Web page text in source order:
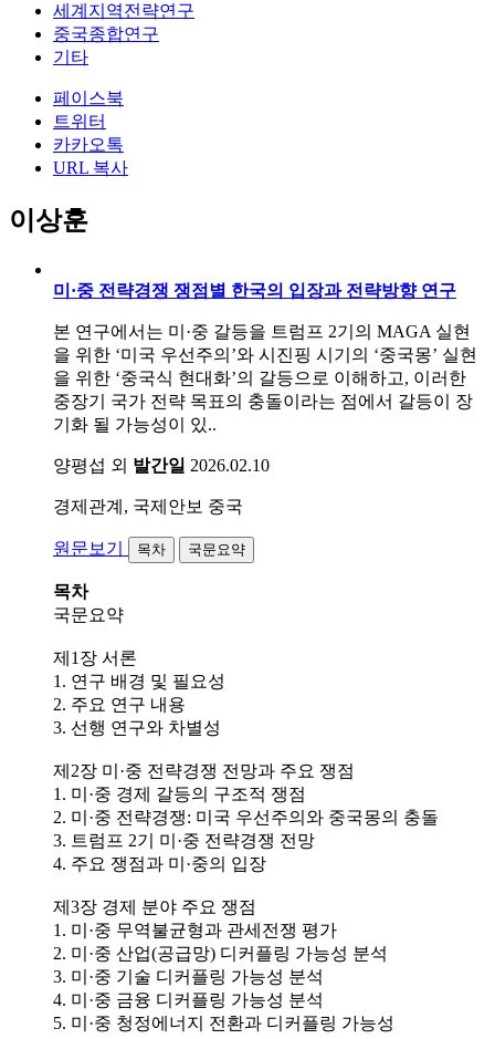
세계지역전략연구
중국종합연구
기타
페이스북
트위터
카카오톡
URL 복사
이상훈
미·중 전략경쟁 쟁점별 한국의 입장과 전략방향 연구
본 연구에서는 미·중 갈등을 트럼프 2기의 MAGA 실현
을 위한 ‘미국 우선주의’와 시진핑 시기의 ‘중국몽’ 실현
을 위한 ‘중국식 현대화’의 갈등으로 이해하고, 이러한
중장기 국가 전략 목표의 충돌이라는 점에서 갈등이 장
기화 될 가능성이 있..
양평섭 외 발간일 2026.02.10
경제관계, 국제안보 중국
원문보기 목차 국문요약
목차
국문요약
제1장 서론
1. 연구 배경 및 필요성
2. 주요 연구 내용
3. 선행 연구와 차별성
제2장 미·중 전략경쟁 전망과 주요 쟁점
1. 미·중 경제 갈등의 구조적 쟁점
2. 미·중 전략경쟁: 미국 우선주의와 중국몽의 충돌
3. 트럼프 2기 미·중 전략경쟁 전망
4. 주요 쟁점과 미·중의 입장
제3장 경제 분야 주요 쟁점
1. 미·중 무역불균형과 관세전쟁 평가
2. 미·중 산업(공급망) 디커플링 가능성 분석
3. 미·중 기술 디커플링 가능성 분석
4. 미·중 금융 디커플링 가능성 분석
5. 미·중 청정에너지 전환과 디커플링 가능성